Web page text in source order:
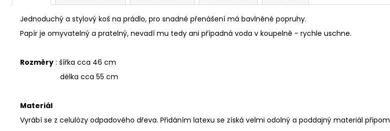
Jednoduchý a stylový koš na prádlo, pro snadné přenášení má bavlněné popruhy.
Papír je omyvatelný a pratelný, nevadí mu tedy ani případná voda v koupelně - rychle uschne.
Rozměry : šířka cca 46 cm
délka cca 55 cm
Materiál
Vyrábí se z celulózy odpadového dřeva. Přidáním latexu se získá velmi odolný a poddajný materiál